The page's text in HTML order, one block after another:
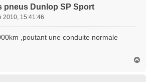
pneus Dunlop SP Sport
2010, 15:41:46
,poutant une conduite normale